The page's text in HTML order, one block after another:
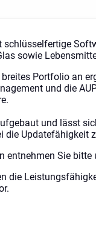
schlüsselfertige
sowie
Portfolio an
und die
und lässt
die Updatefähigkeit
entnehmen Sie bitte
die